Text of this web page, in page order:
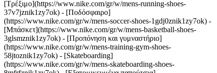
[Τρέξιμο](https://www.nike.com/gr/w/mens-running-shoes-
37v7jznik1zy7ok) - [Ποδόσφαιρο]
(https://www.nike.com/gr/w/mens-soccer-shoes-1gdj0znik1zy7ok) -
[Μπάσκετ](https://www.nike.com/gr/w/mens-basketball-shoes-
3glsmznik1zy7ok) - [Προπόνηση και γυμναστήριο]
(https://www.nike.com/gr/w/mens-training-gym-shoes-
58jtoznik1zy7ok) - [Skateboarding]
(https://www.nike.com/gr/w/mens-skateboarding-shoes-